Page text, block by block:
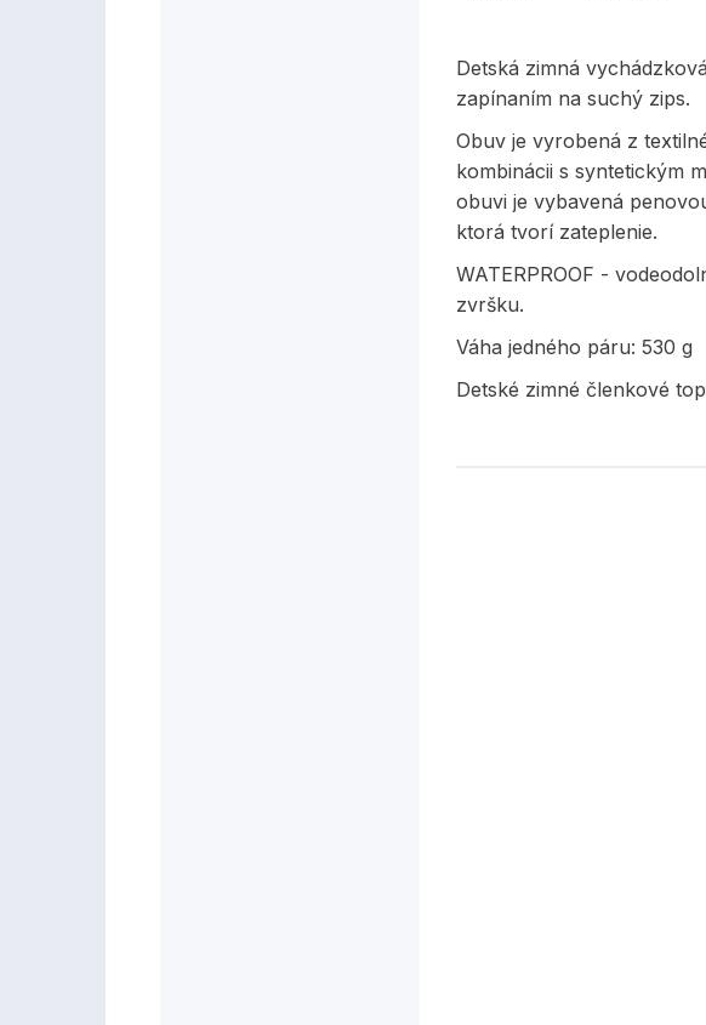
Detská zimná
zapínaním na suchý zips.
Obuv je vyrobená z
kombinácii s syntetickým
obuvi je vybavená
ktorá tvorí zateplenie.
WATERPROOF -
zvršku.
Váha jedného páru: 530 g
Detské zimné členkové